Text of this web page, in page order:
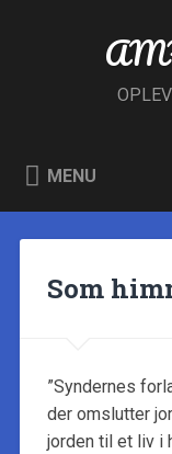
MENU
Som
”Syndernes
der omslutter
jorden til et liv i